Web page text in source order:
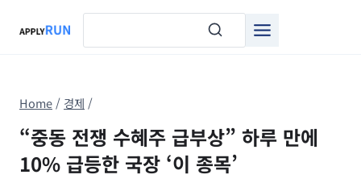
Home / 경제 /
“중동 전쟁 수혜주 급부상” 하루 만에
10% 급등한 국장 ‘이 종목’